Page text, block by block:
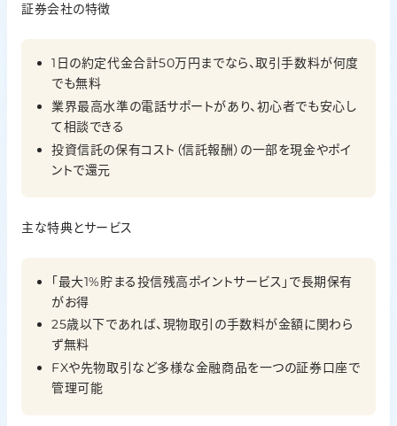
証券会社の特徴
1日の約定代金合計50万円までなら、取引手数料が何度
でも無料
業界最高水準の電話サポートがあり、初心者でも安心し
て相談できる
投資信託の保有コスト（信託報酬）の一部を現金やポイ
ントで還元
主な特典とサービス
「最大1%貯まる投信残高ポイントサービス」で長期保有
がお得
25歳以下であれば、現物取引の手数料が金額に関わら
ず無料
FXや先物取引など多様な金融商品を一つの証券口座で
管理可能